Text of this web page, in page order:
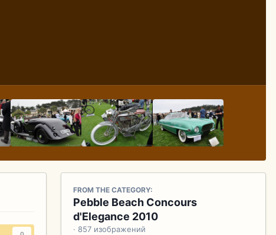
FROM THE CATEGORY:
Pebble Beach Concours
d'Elegance 2010
· 857 изображений